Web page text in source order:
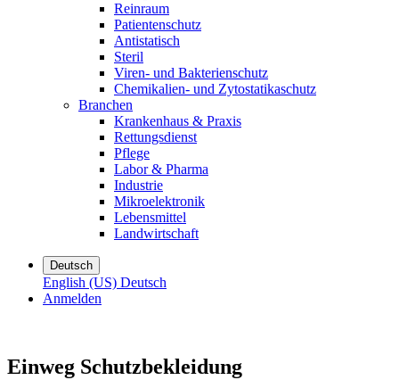
Reinraum
Patientenschutz
Antistatisch
Steril
Viren- und Bakterienschutz
Chemikalien- und Zytostatikaschutz
Branchen
Krankenhaus & Praxis
Rettungsdienst
Pflege
Labor & Pharma
Industrie
Mikroelektronik
Lebensmittel
Landwirtschaft
Deutsch
English (US) Deutsch
Anmelden
Einweg Schutzbekleidung